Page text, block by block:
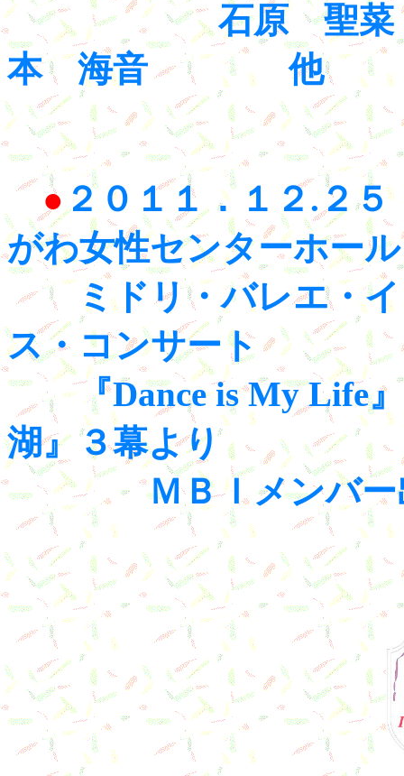
石原 聖菜
本 海音 他
●２０１１．１２.２
がわ女性センターホー
ミドリ・バレエ・
ス・コンサート
『Dance is My Life』
湖』３幕より
ＭＢＩメンバ